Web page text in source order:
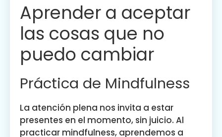
Aprender a aceptar
las cosas que no
puedo cambiar
Práctica de Mindfulness
La atención plena nos invita a estar
presentes en el momento, sin juicio. Al
practicar mindfulness, aprendemos a